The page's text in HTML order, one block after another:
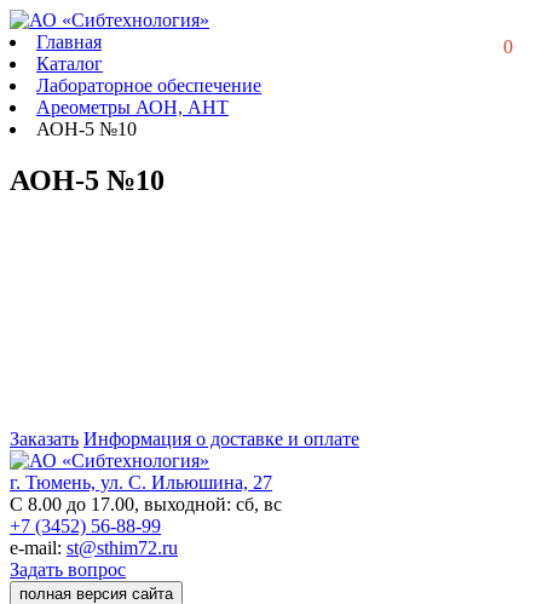
0
Главная
Каталог
Лабораторное обеспечение
Ареометры АОН, АНТ
АОН-5 №10
АОН-5 №10
Заказать Информация о доставке и оплате
г. Тюмень, ул. С. Ильюшина, 27
С 8.00 до 17.00, выходной: сб, вс
+7 (3452) 56-88-99
e-mail: st@sthim72.ru
Задать вопрос
полная версия сайта